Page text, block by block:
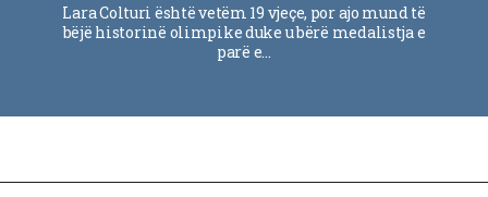
Lara Colturi është vetëm 19 vjeçe, por ajo mund të
bëjë historinë olimpike duke u bërë medalistja e
parë e…